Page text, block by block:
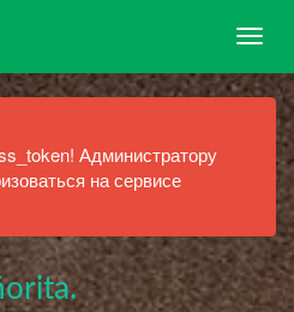
Администратору
на сервисе